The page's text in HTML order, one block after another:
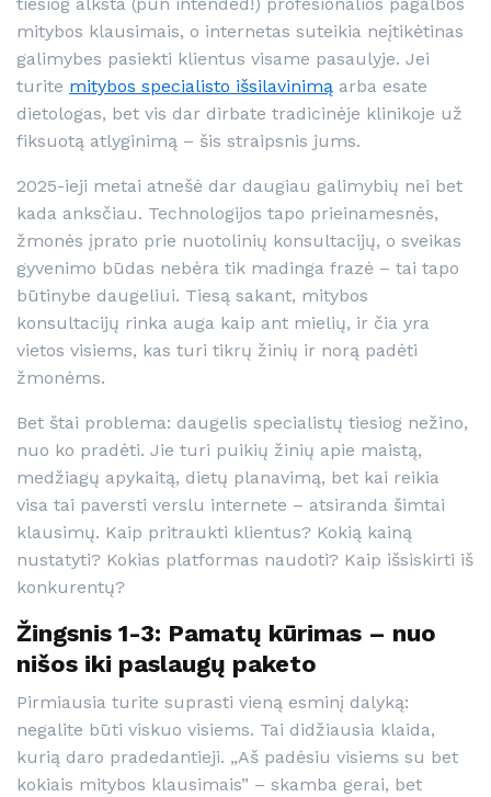
mitybos klausimais, o internetas suteikia neįtikėtinas
galimybes pasiekti klientus visame pasaulyje. Jei
turite mitybos specialisto išsilavinimą arba esate
dietologas, bet vis dar dirbate tradicinėje klinikoje už
fiksuotą atlyginimą – šis straipsnis jums.
2025-ieji metai atnešė dar daugiau galimybių nei bet
kada anksčiau. Technologijos tapo prieinamesnės,
žmonės įprato prie nuotolinių konsultacijų, o sveikas
gyvenimo būdas nebėra tik madinga frazė – tai tapo
būtinybe daugeliui. Tiesą sakant, mitybos
konsultacijų rinka auga kaip ant mielių, ir čia yra
vietos visiems, kas turi tikrų žinių ir norą padėti
žmonėms.
Bet štai problema: daugelis specialistų tiesiog nežino,
nuo ko pradėti. Jie turi puikių žinių apie maistą,
medžiagų apykaitą, dietų planavimą, bet kai reikia
visa tai paversti verslu internete – atsiranda šimtai
klausimų. Kaip pritraukti klientus? Kokią kainą
nustatyti? Kokias platformas naudoti? Kaip išsiskirti iš
konkurentų?
Žingsnis 1-3: Pamatų kūrimas – nuo
nišos iki paslaugų paketo
Pirmiausia turite suprasti vieną esminį dalyką:
negalite būti viskuo visiems. Tai didžiausia klaida,
kurią daro pradedantieji. „Aš padėsiu visiems su bet
kokiais mitybos klausimais” – skamba gerai, bet